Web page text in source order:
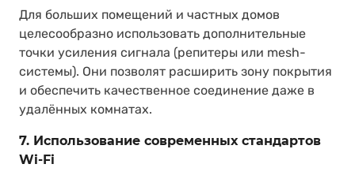
Для больших помещений и частных домов
целесообразно использовать дополнительные
точки усиления сигнала (репитеры или mesh-
системы). Они позволят расширить зону покрытия
и обеспечить качественное соединение даже в
удалённых комнатах.
7. Использование современных стандартов
Wi-Fi